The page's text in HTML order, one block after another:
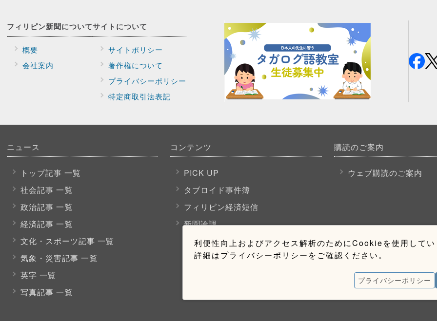
利便性向上およびアクセス解析のためにCookieを使用して
詳細はプライバシーポリシーをご確認ください。
プライバシーポリシー
フィリピン新聞について
概要
会社案内
サイトについて
サイトポリシー
著作権について
プライバシーポリシー
特定商取引法表記
ニュース
トップ記事 一覧
社会記事 一覧
政治記事 一覧
経済記事 一覧
文化・スポーツ記事 一覧
気象・災害記事 一覧
英字 一覧
写真記事 一覧
コンテンツ
PICK UP
タブロイド事件簿
フィリピン経済短信
新聞論調
購読のご案内
ウェブ購読のご案内